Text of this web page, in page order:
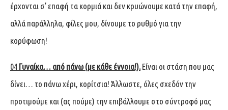
έρχονται σ’ επαφή τα κορμιά και δεν κρυώνουμε κατά την επαφή,
αλλά παράλληλα, φίλες μου, δίνουμε το ρυθμό για την
κορύφωση!
04 Γυναίκα… από πάνω (με κάθε έννοια!).Είναι οι στάση που μας
δίνει… το πάνω χέρι, κορίτσια! Άλλωστε, όλες σχεδόν την
προτιμούμε και (ας πούμε) την επιβάλλουμε στο σύντροφό μας